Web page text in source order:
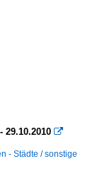

- Städte / sonstige